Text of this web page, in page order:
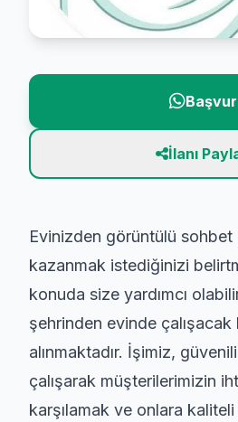
Başvur
İlanı
Evinizden görüntülü sohbet
kazanmak istediğinizi
konuda size yardımcı
şehrinden evinde çalışacak
alınmaktadır. İşimiz,
çalışarak müşterilerimizin
karşılamak ve onlara kaliteli